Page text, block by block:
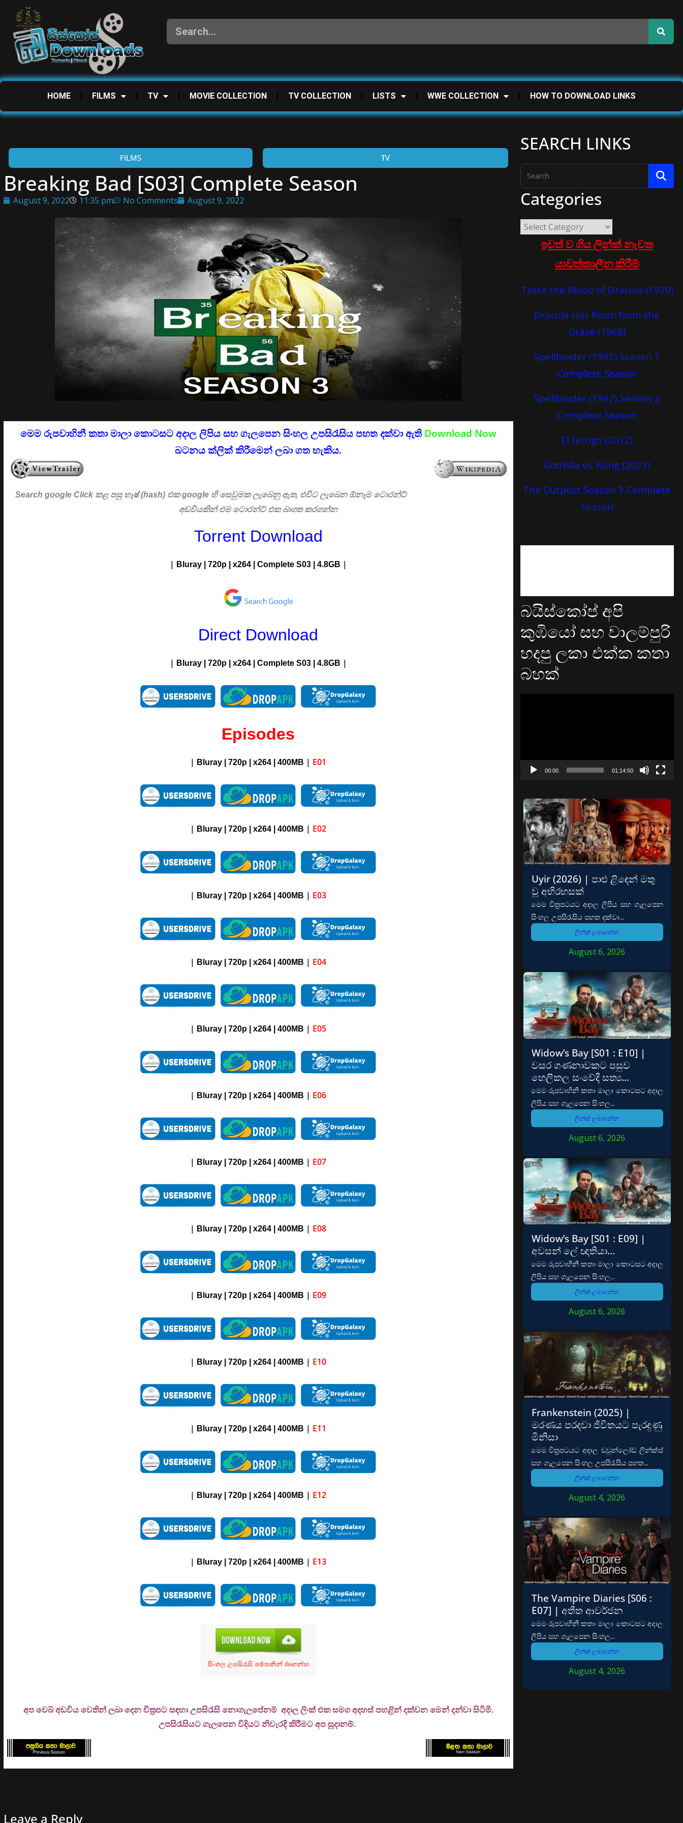
HOME FILMS TV MOVIE COLLECTION TV COLLECTION LISTS WWE COLLECTION HOW TO DOWNLOAD LINKS
FILMS TV
Breaking Bad [S03] Complete Season
August 9, 2022 11:35 pm No Comments August 9, 2022
මෙම රුපවාහිනී කතා මාලා කොටසට අදාල ලිපිය සහ ගැලපෙන සිංහල උපසිරැසිය පහත දක්වා ඇති Download Now
බටනය ක්ලික් කිරීමෙන් ලබා ගත හැකිය.
Search google Click කළ පසු හෑෂ් (hash) එක google හි සෙවුමක ලැබෙනු ඇත, එවිට ලැබෙන ඕනෑම ටොරන්ට්
අඩවියකින් එම ටොරන්ට් එක බාගත කරගන්න
Torrent Download
| Bluray | 720p | x264 | Complete S03| 4.8GB |
Direct Download
| Bluray | 720p | x264 | Complete S03| 4.8GB |
Episodes
| Bluray | 720p | x264 |400M B | E01
| Bluray | 720p | x264 |400M B | E02
| Bluray | 720p | x264 |400M B | E03
| Bluray | 720p | x264 |400M B | E04
| Bluray | 720p | x264 |400M B | E05
| Bluray | 720p | x264 |400M B | E06
| Bluray | 720p | x264 |400M B | E07
| Bluray | 720p | x264 |400M B | E08
| Bluray | 720p | x264 |400M B | E09
| Bluray | 720p | x264 |400M B | E10
| Bluray | 720p | x264 |400M B | E11
| Bluray | 720p | x264 |400M B | E12
| Bluray | 720p | x264 |400M B | E13
අප වෙබ් අඩවිය වෙතින් ලබා දෙන චිත්‍රපට සඳහා උපසිරැසි නොගැලපේනම් අදාල ලිංක් එක සමග අදහස් පහළින් දක්වන මෙන් දන්වා සිටිමි.
උපසිරැසියට ගැලපෙන විදියට නිවැරදි කිරීමට අප සූදානම්.
Leave a Reply
SEARCH LINKS
Categories
ඉවත් ව ගිය ලින්ක් නැවත
යාවත්කාලීන කිරීම්
Taste the Blood of Dracula (1970)
Dracula Has Risen from the
Grave (1968)
Spellbinder (1995) Season 1
Complete Season
Spellbinder (1997) Season 2
Complete Season
El Gringo (2012)
Godzilla vs. Kong (2021)
The Outpost Season 3 Complete
Season
බයිස්කෝප් අපි
කුඹියෝ සහ වාලම්පුරි
හදපු ලකා එක්ක කතා
බහක්
00:00 01:14:50
Uyir (2026) | පාළු ළිඳෙන් මතු
වූ අභිරහසක්
මෙම චිත්‍රපටයට අදාල ලිපිය සහ ගැලපෙන
සිංහල උපසිරැසිය පහත දක්වා...
ලින්ක් ලබාගන්න
August 6, 2026
Widow’s Bay [S01 : E10] |
වසර ගණනාවකට පසුව
හෙලිකල සංවේදි සත්‍ය…
මෙම රුපවාහිනී කතා මාලා කොටසට අදාල
ලිපිය සහ ගැලපෙන සිංහල...
ලින්ක් ලබාගන්න
August 6, 2026
Widow’s Bay [S01 : E09] |
අවසන් ලේ ඥාතියා…
මෙම රුපවාහිනී කතා මාලා කොටසට අදාල
ලිපිය සහ ගැලපෙන සිංහල...
ලින්ක් ලබාගන්න
August 6, 2026
Frankenstein (2025) |
මරණය පරදවා ජිවිතයට පැරදුණු
මිනිසා
මෙම චිත්‍රපටයට අදාල ඩවුන්ලෝඩ් ලින්ක්ස්
සහ ගැලපෙන සිංහල උපසිරැසිය පහත...
ලින්ක් ලබාගන්න
August 4, 2026
The Vampire Diaries [S06 :
E07] | අතීත ආවර්ජන
මෙම රුපවාහිනී කතා මාලා කොටසට අදාල
ලිපිය සහ ගැලපෙන සිංහල...
ලින්ක් ලබාගන්න
August 4, 2026